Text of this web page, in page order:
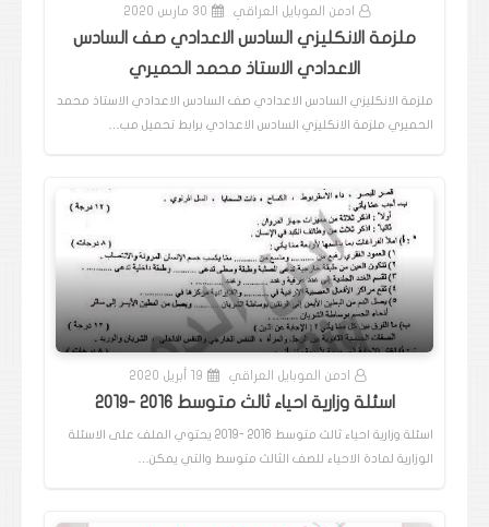
ادمن الموبايل العراقي 30 مارس 2020
ملزمة الانكليزي السادس الاعدادي صف السادس
الاعدادي الاستاذ محمد الحميري
ملزمة الانكليزي السادس الاعدادي صف السادس الاعدادي الاستاذ محمد
الحميري ملزمة الانكليزي السادس الاعدادي برابط تحميل مب…
ادمن الموبايل العراقي 19 أبريل 2020
اسئلة وزارية احياء ثالث متوسط 2016 -2019
اسئلة وزارية احياء ثالث متوسط 2016 -2019 يحتوي الملف على الاسئلة
الوزارية لمادة الاحياء للصف الثالث متوسط والتي يمكن…